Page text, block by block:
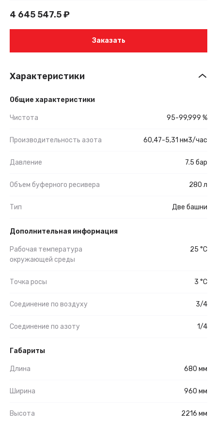
4 645 547.5₽
Заказать
Характеристики
Общие характеристики
Чистота 95-99,999 %
Производительность азота 60,47-5,31 нм3/час
Давление 7.5 бар
Объем буферного ресивера 280 л
Тип Две башни
Дополнительная информация
Рабочая температура
окружающей среды
25 °C
Точка росы 3 °C
Соединение по воздуху 3/4
Соединение по азоту 1/4
Габариты
Длина 680 мм
Ширина 960 мм
Высота 2216 мм